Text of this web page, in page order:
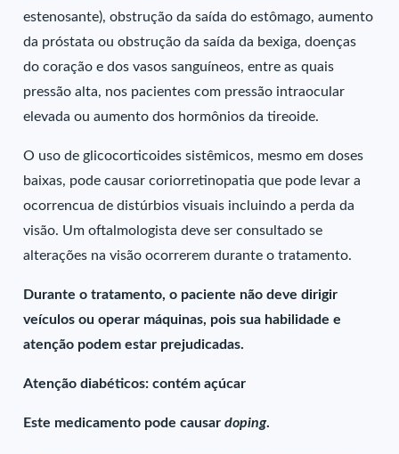
estenosante), obstrução da saída do estômago, aumento
da próstata ou obstrução da saída da bexiga, doenças
do coração e dos vasos sanguíneos, entre as quais
pressão alta, nos pacientes com pressão intraocular
elevada ou aumento dos hormônios da tireoide.
O uso de glicocorticoides sistêmicos, mesmo em doses
baixas, pode causar coriorretinopatia que pode levar a
ocorrencua de distúrbios visuais incluindo a perda da
visão. Um oftalmologista deve ser consultado se
alterações na visão ocorrerem durante o tratamento.
Durante o tratamento, o paciente não deve dirigir
veículos ou operar máquinas, pois sua habilidade e
atenção podem estar prejudicadas.
Atenção diabéticos: contém açúcar
Este medicamento pode causardoping.